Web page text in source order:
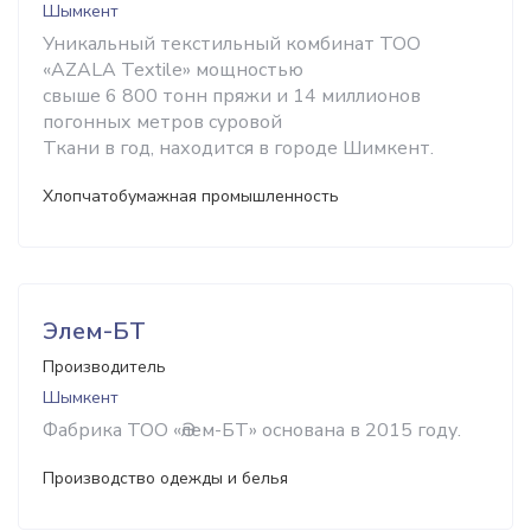
Шымкент
Уникальный текстильный комбинат ТОО
«AZALA Textile» мощностью
свыше 6 800 тонн пряжи и 14 миллионов
погонных метров суровой
Ткани в год, находится в городе Шимкент.
Хлопчатобумажная промышленность
Элем-БТ
Производитель
Шымкент
Фабрика ТОО «Әлем-БТ» основана в 2015 году.
Производство одежды и белья